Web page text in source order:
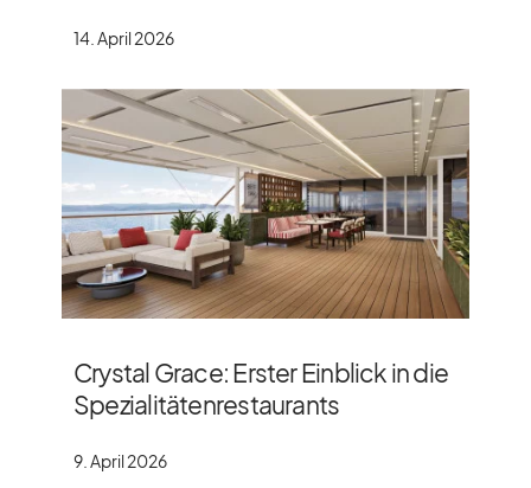
14. April 2026
Crystal Grace: Erster Einblick in die
Spezialitätenrestaurants
9. April 2026